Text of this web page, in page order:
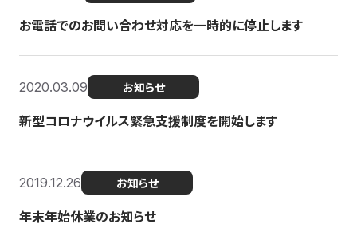
お電話でのお問い合わせ対応を一時的に停止します
2020.03.09 お知らせ
新型コロナウイルス緊急支援制度を開始します
2019.12.26 お知らせ
年末年始休業のお知らせ